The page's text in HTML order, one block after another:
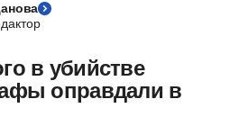
в убийстве
оправдали в